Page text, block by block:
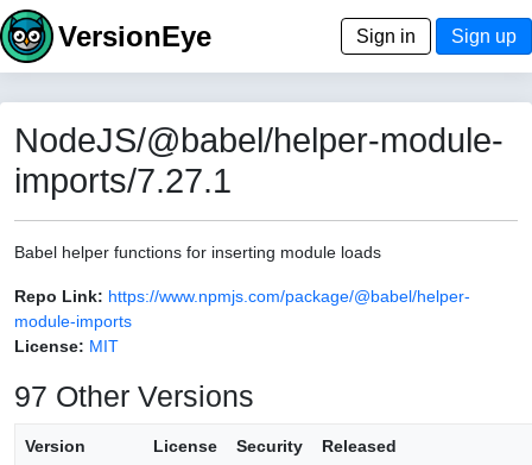
VersionEye Sign in Sign up
NodeJS/@babel/helper-module-
imports/7.27.1
Babel helper functions for inserting module loads
Repo Link: https://www.npmjs.com/package/@babel/helper-
module-imports
License: MIT
97 Other Versions
Version License Security Released